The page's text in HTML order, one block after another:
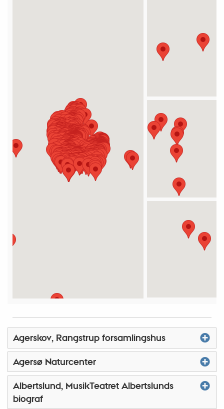
Agerskov, Rangstrup forsamlingshus
Agersø Naturcenter
Albertslund, MusikTeatret Albertslunds
biograf